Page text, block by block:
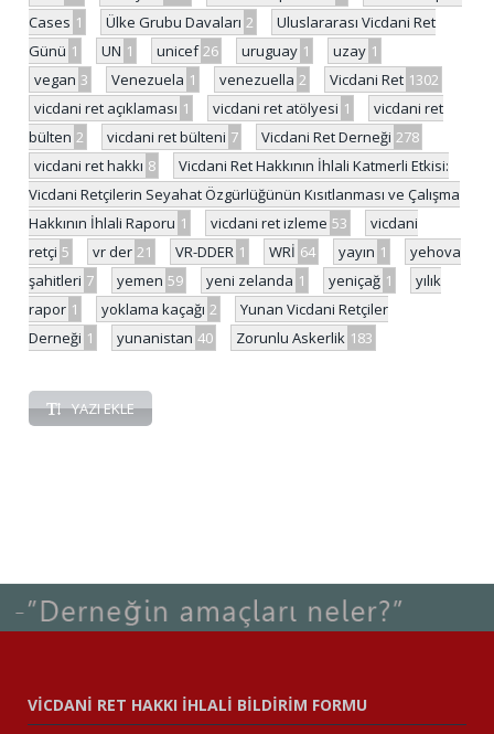
Cases 1 Ülke Grubu Davaları 2
Uluslararası Vicdani Ret
Günü 1 UN 1 unicef 26 uruguay 1 uzay 1
vegan 3 Venezuela 1 venezuella 2 Vicdani Ret 1302
vicdani ret açıklaması 1 vicdani ret atölyesi 1
vicdani ret
bülten 2 vicdani ret bülteni 7 Vicdani Ret Derneği 278
vicdani ret hakkı 8
Vicdani Ret Hakkının İhlali Katmerli Etkisi:
Vicdani Retçilerin Seyahat Özgürlüğünün Kısıtlanması ve Çalışma
Hakkının İhlali Raporu 1 vicdani ret izleme 53
vicdani
retçi 5 vr der 21 VR-DDER 1 WRİ 64 yayın 1
yehova
şahitleri 7 yemen 59 yeni zelanda 1 yeniçağ 1
yılık
rapor 1 yoklama kaçağı 2
Yunan Vicdani Retçiler
Derneği 1 yunanistan 40 Zorunlu Askerlik 183
YAZI EKLE
VİCDANİ RET HAKKI İHLALİ BİLDİRİM FORMU